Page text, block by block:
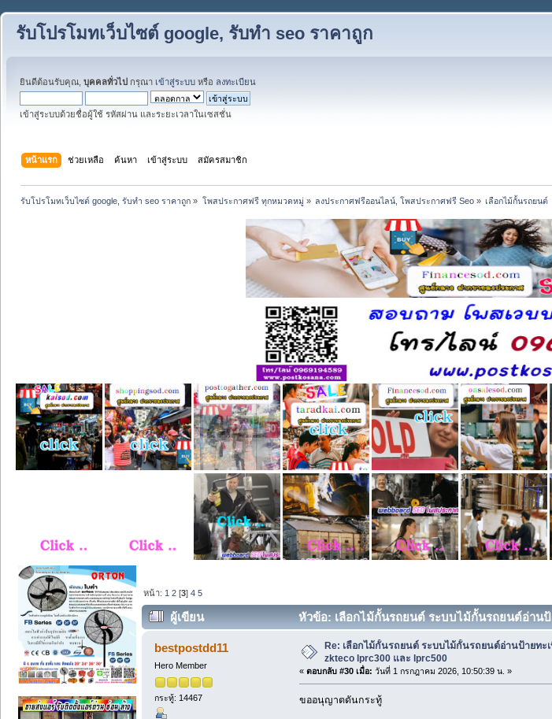
รับโปรโมทเว็บไซต์ google, รับทำ seo ราคาถูก
ยินดีต้อนรับคุณ, บุคคลทั่วไป กรุณา เข้าสู่ระบบ หรือ ลงทะเบียน
เข้าสู่ระบบด้วยชื่อผู้ใช้ รหัสผ่าน และระยะเวลาในเซสชั่น
หน้าแรก ช่วยเหลือ ค้นหา เข้าสู่ระบบ สมัครสมาชิก
รับโปรโมทเว็บไซต์ google, รับทำ seo ราคาถูก » โพสประกาศฟรี ทุกหมวดหมู่» ลงประกาศฟรีออนไลน์, โพสประกาศฟรี Seo» เลือกไม้กั้นรถยนต์
หน้า: 1 2 [3]4 5
ผู้เขียน หัวข้อ: เลือกไม้กั้นรถยนต์ ระบบไม้กั้นรถยนต์อ่าน
bestpostdd11
Hero Member
กระทู้: 14467
Re: เลือกไม้กั้นรถยนต์ ระบบไม้กั้นรถยนต์อ่านป้ายทะ
zkteco lprc300 และ lprc500
« ตอบกลับ #30 เมื่อ: วันที่ 1 กรกฎาคม 2026, 10:50:39 น. »
ขออนุญาตดันกระทู้